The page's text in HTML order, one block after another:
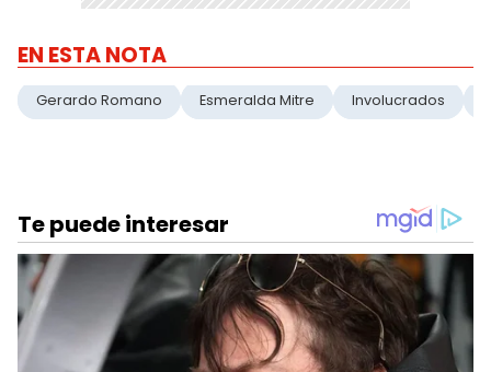
EN ESTA NOTA
Gerardo Romano Esmeralda Mitre Involucrados